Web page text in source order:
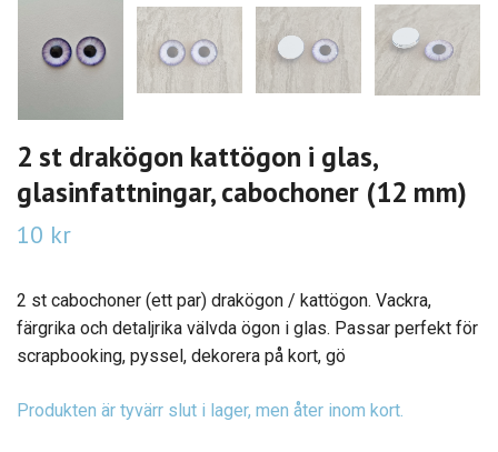
2 st drakögon kattögon i glas,
glasinfattningar, cabochoner (12 mm)
10 kr
2 st cabochoner (ett par) drakögon / kattögon. Vackra,
färgrika och detaljrika välvda ögon i glas. Passar perfekt för
scrapbooking, pyssel, dekorera på kort, gö
Produkten är tyvärr slut i lager, men åter inom kort.